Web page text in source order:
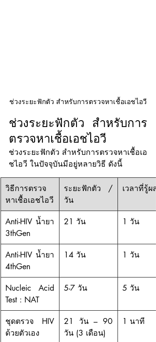
ช่วงระยะฟักตัว สำหรับการตรวจหาเชื้อเอชไอวี
ช่วงระยะฟักตัว สำหรับการ
ตรวจหาเชื้อเอชไอวี
ช่วงระยะฟักตัว สำหรับการตรวจหาเชื้อเอ
ชไอวี ในปัจจุบันมีอยู่หลายวิธี ดังนี้
วิธีการตรวจ
หาเชื้อเอชไอวี
ระยะฟักตัว /
วัน
เวลาที่รู้ผล
Anti-HIV น้ำยา
3thGen
21 วัน 1 วัน
Anti-HIV น้ำยา
4thGen
14 วัน 1 วัน
Nucleic Acid
Test : NAT
5-7 วัน 5 วัน
ชุดตรวจ HIV
ด้วยตัวเอง
21 วัน – 90
วัน (3 เดือน)
1 นาที